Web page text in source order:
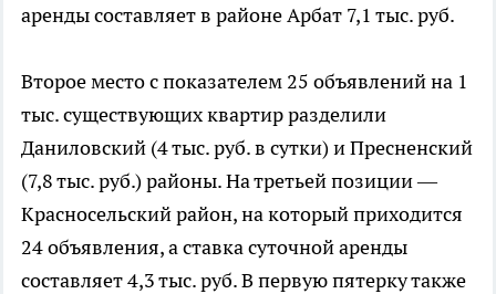
аренды составляет в районе Арбат 7,1 тыс. руб.
Второе место с показателем 25 объявлений на 1
тыс. существующих квартир разделили
Даниловский (4 тыс. руб. в сутки) и Пресненский
(7,8 тыс. руб.) районы. На третьей позиции —
Красносельский район, на который приходится
24 объявления, а ставка суточной аренды
составляет 4,3 тыс. руб. В первую пятерку также